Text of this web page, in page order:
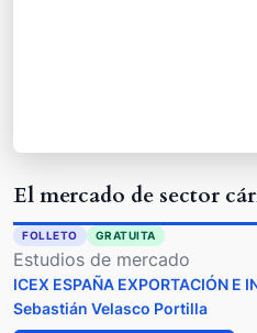
El mercado de sector
FOLLETO GRATUITA
Estudios de mercado
ICEX ESPAÑA EXPORTACIÓN E
Sebastián Velasco Portilla